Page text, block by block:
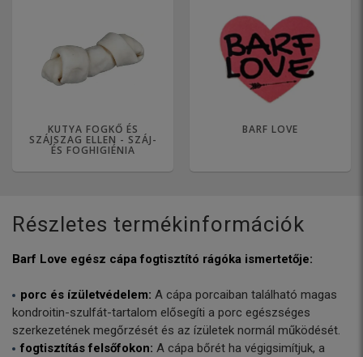
KUTYA FOGKŐ ÉS
SZÁJSZAG ELLEN - SZÁJ-
ÉS FOGHIGIÉNIA
BARF LOVE
Részletes termékinformációk
Barf Love egész cápa fogtisztító rágóka ismertetője:
porc és ízületvédelem: A cápa porcaiban található magas
kondroitin-szulfát-tartalom elősegíti a porc egészséges
szerkezetének megőrzését és az ízületek normál működését.
fogtisztítás felsőfokon: A cápa bőrét ha végigsimítjuk, a